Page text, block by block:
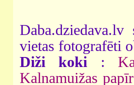
vietas fotografēti
Diži koki :
Kalnamuižas